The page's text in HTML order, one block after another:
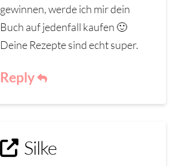
gewinnen, werde ich mir dein
Buch auf jedenfall kaufen 🙂
Deine Rezepte sind echt super.
Reply
Silke